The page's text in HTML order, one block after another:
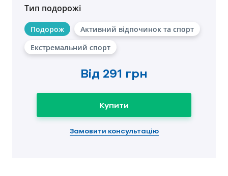
Тип подорожі
Подорож
Активний відпочинок та спорт
Екстремальний спорт
Від 291 грн
Купити
Замовити консультацію